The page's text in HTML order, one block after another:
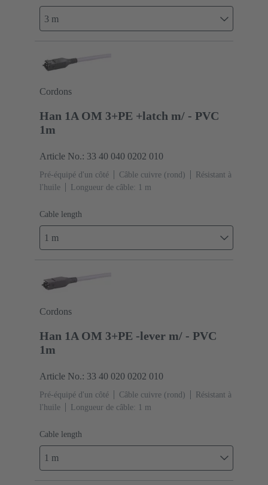
3 m
Cordons
Han 1A OM 3+PE +latch m/ - PVC
1m
Article No.: 33 40 040 0202 010
Pré-équipé d'un côté Câble cuivre (rond)
Résistant à
l'huile
Longueur de câble: 1 m
Cable length
1 m
Cordons
Han 1A OM 3+PE -lever m/ - PVC
1m
Article No.: 33 40 020 0202 010
Pré-équipé d'un côté Câble cuivre (rond)
Résistant à
l'huile
Longueur de câble: 1 m
Cable length
1 m